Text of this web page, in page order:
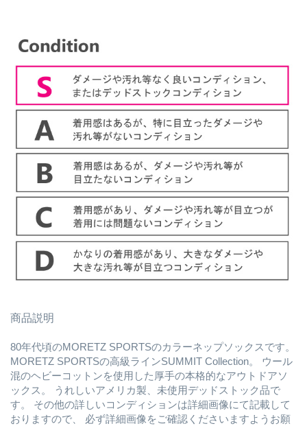
商品説明
80年代頃のMORETZ SPORTSのカラーネップソックスです。
MORETZ SPORTSの高級ラインSUMMIT Collection。 ウール
混のヘビーコットンを使用した厚手の本格的なアウトドアソ
ックス。 うれしいアメリカ製、未使用デッドストック品で
す。 その他の詳しいコンディションは詳細画像にて記載して
おりますので、 必ず詳細画像をご確認くださいますようお願